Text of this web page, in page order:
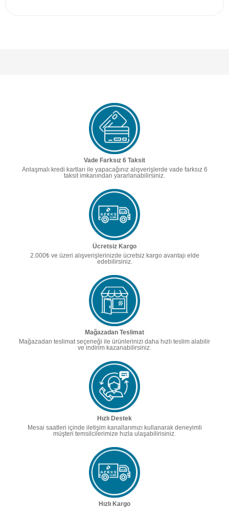
Vade Farksız 6 Taksit
Anlaşmalı kredi kartları ile yapacağınız alışverişlerde vade farksız 6
taksit imkanından yararlanabilirsiniz.
Ücretsiz Kargo
2.000₺ ve üzeri alışverişlerinizde ücretsiz kargo avantajı elde
edebilirsiniz.
Mağazadan Teslimat
Mağazadan teslimat seçeneği ile ürünlerinizi daha hızlı teslim alabilir
ve indirim kazanabilirsiniz.
Hızlı Destek
Mesai saatleri içinde iletişim kanallarımızı kullanarak deneyimli
müşteri temsilcilerimize hızla ulaşabilirisiniz.
Hızlı Kargo